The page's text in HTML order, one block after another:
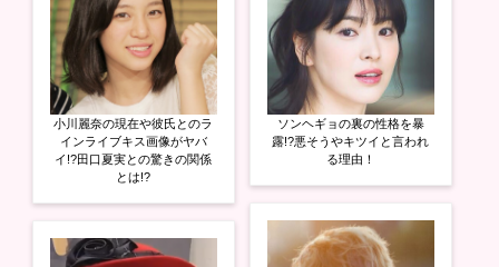
す
)
小川麗奈の現在や彼氏とのラ
インライブキス画像がヤバ
イ!?田口夏実との驚きの関係
とは!?
ソンヘギョの裏の性格を暴
露!?悪そうやキツイと言われ
る理由！